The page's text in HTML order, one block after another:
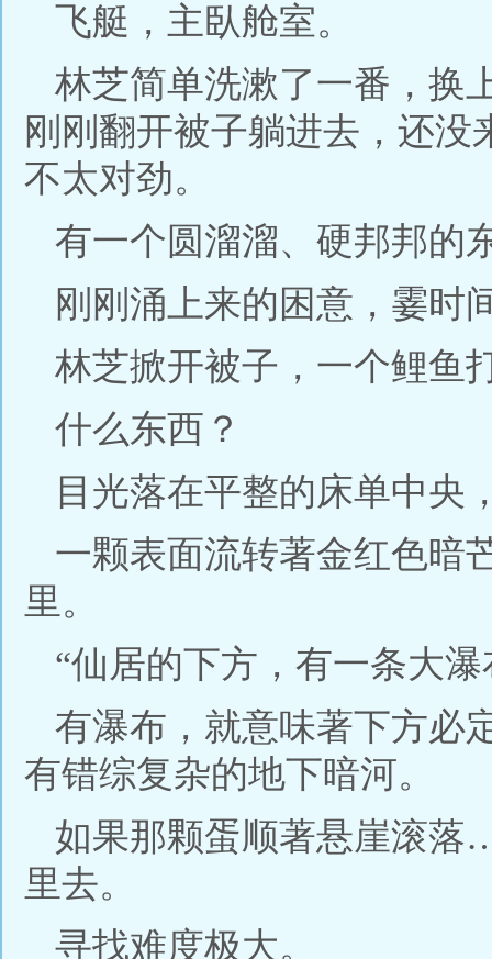
飞艇，主臥舱室。
林芝简单洗漱了一番，换
刚刚翻开被子躺进去，还
不太对劲。
有一个圆溜溜、硬邦邦的
刚刚涌上来的困意，霎时
林芝掀开被子，一个鲤鱼
什么东西？
目光落在平整的床单中央
一颗表面流转著金红色暗
里。
“仙居的下方，有一条大瀑
有瀑布，就意味著下方必
有错综复杂的地下暗河。
如果那颗蛋顺著悬崖滚
里去。
寻找难度极大。